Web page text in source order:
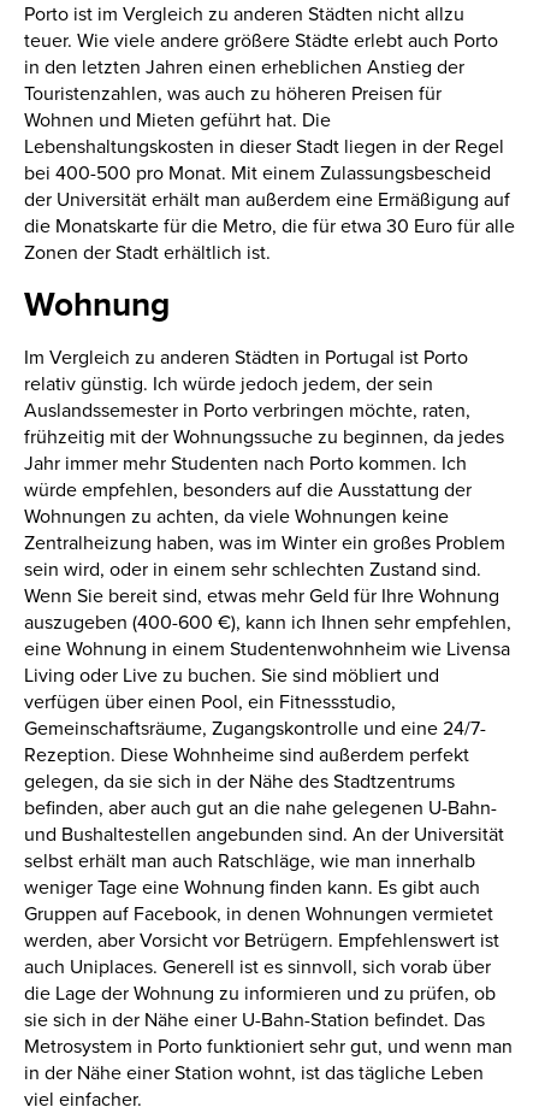
Porto ist im Vergleich zu anderen Städten nicht allzu
teuer. Wie viele andere größere Städte erlebt auch Porto
in den letzten Jahren einen erheblichen Anstieg der
Touristenzahlen, was auch zu höheren Preisen für
Wohnen und Mieten geführt hat. Die
Lebenshaltungskosten in dieser Stadt liegen in der Regel
bei 400-500 pro Monat. Mit einem Zulassungsbescheid
der Universität erhält man außerdem eine Ermäßigung auf
die Monatskarte für die Metro, die für etwa 30 Euro für alle
Zonen der Stadt erhältlich ist.
Wohnung
Im Vergleich zu anderen Städten in Portugal ist Porto
relativ günstig. Ich würde jedoch jedem, der sein
Auslandssemester in Porto verbringen möchte, raten,
frühzeitig mit der Wohnungssuche zu beginnen, da jedes
Jahr immer mehr Studenten nach Porto kommen. Ich
würde empfehlen, besonders auf die Ausstattung der
Wohnungen zu achten, da viele Wohnungen keine
Zentralheizung haben, was im Winter ein großes Problem
sein wird, oder in einem sehr schlechten Zustand sind.
Wenn Sie bereit sind, etwas mehr Geld für Ihre Wohnung
auszugeben (400-600 €), kann ich Ihnen sehr empfehlen,
eine Wohnung in einem Studentenwohnheim wie Livensa
Living oder Live zu buchen. Sie sind möbliert und
verfügen über einen Pool, ein Fitnessstudio,
Gemeinschaftsräume, Zugangskontrolle und eine 24/7-
Rezeption. Diese Wohnheime sind außerdem perfekt
gelegen, da sie sich in der Nähe des Stadtzentrums
befinden, aber auch gut an die nahe gelegenen U-Bahn-
und Bushaltestellen angebunden sind. An der Universität
selbst erhält man auch Ratschläge, wie man innerhalb
weniger Tage eine Wohnung finden kann. Es gibt auch
Gruppen auf Facebook, in denen Wohnungen vermietet
werden, aber Vorsicht vor Betrügern. Empfehlenswert ist
auch Uniplaces. Generell ist es sinnvoll, sich vorab über
die Lage der Wohnung zu informieren und zu prüfen, ob
sie sich in der Nähe einer U-Bahn-Station befindet. Das
Metrosystem in Porto funktioniert sehr gut, und wenn man
in der Nähe einer Station wohnt, ist das tägliche Leben
viel einfacher.